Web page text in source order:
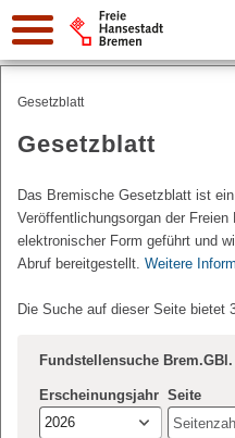
Suche:
Gesetzblatt
Gesetzblatt
Das Bremische Gesetzblatt ist
Veröffentlichungsorgan der
elektronischer Form geführt und
Abruf bereitgestellt. Weitere
Die Suche auf dieser Seite bietet
Fundstellensuche Brem.GBl.
Erscheinungsjahr
2026
Seite